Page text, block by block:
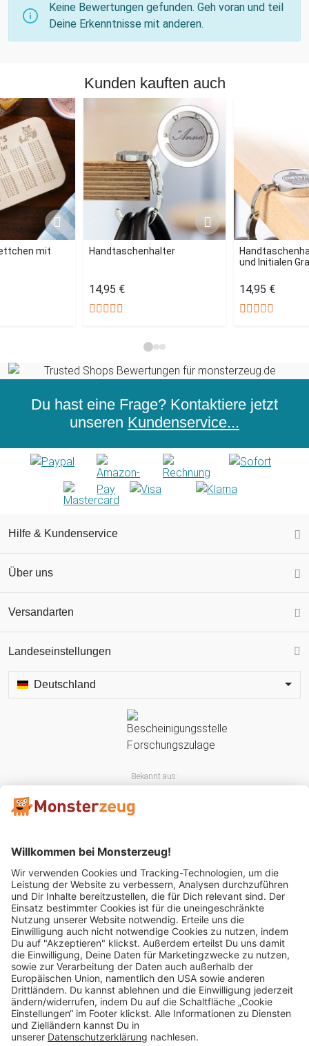
Keine Bewertungen gefunden. Geh voran und teil
Deine Erkenntnisse mit anderen.
Kunden kauften auch
mit Handtaschenhalter
14,95 €
und Initialen
14,95 €
Du hast eine Frage? Kontaktiere jetzt
unseren Kundenservice...
Hilfe & Kundenservice
Über uns
Versandarten
Landeseinstellungen
Deutschland
Bekannt aus:
Mitglied im:
Impressum AGB Widerrufsbelehrung